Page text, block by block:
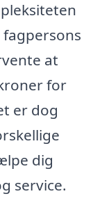
at
for
er dog
dig
service.